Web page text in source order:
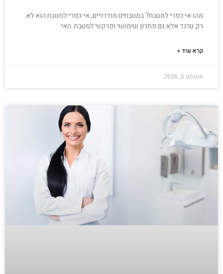
מהו אי כפרי למטבח? במטבחים מודרניים, אי כפרי למטבח הוא לא
רק טרנד אלא גם פתרון שימושי ופרקטי למטבח. האי
קרא עוד »
אוגוסט 5, 2026